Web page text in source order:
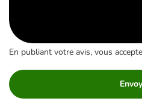
En publiant votre avis, vous